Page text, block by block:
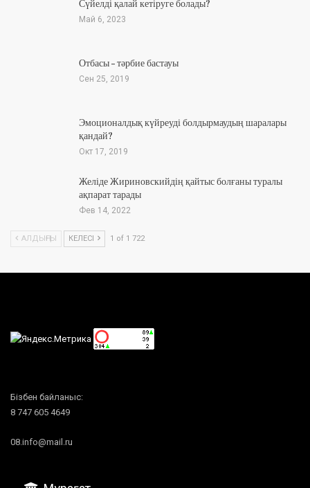
Сүйелді қалай кетіруге болады?
Май 6, 2023
Отбасы – тәрбие бастауы
Сен 25, 2019
Эмоционалдық күйреуді болдырмаудың шаралары
қандай?
Окт 17, 2019
Желіде Жириновскийдің қайтыс болғаны туралы
ақпарат тарады
Фев 14, 2022
АЛДЫҢҒЫ КЕЛЕСІ 1 of 1 722
Бізбен байланыс:
8 747 605 4649
08.info@mail.ru